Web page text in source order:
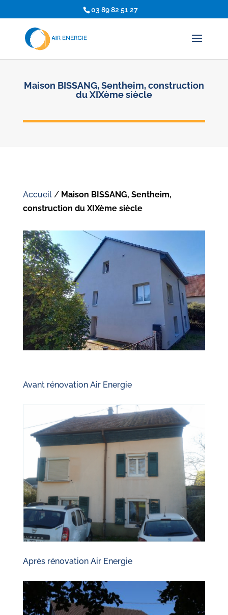
03 89 82 51 27
Maison BISSANG, Sentheim, construction
du XIXème siècle
Accueil/ Maison BISSANG, Sentheim,
construction du XIXème siècle
Avant rénovation Air Energie
Après rénovation Air Energie